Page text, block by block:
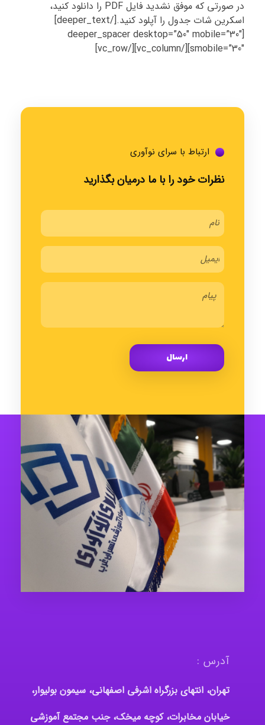
در صورتی که موفق نشدید فایل PDF را دانلود کنید،
اسکرین شات جدول را آپلود کنید.[/deeper_text]
[deeper_spacer desktop=”50″ mobile=”30″
smobile=”30″][/vc_column][/vc_row]
ارتباط با سرای نوآوری
نظرات خود را با ما درمیان بگذارید
آدرس :
تهران، انتهای بزرگراه اشرفی اصفهانی، سیمون بولیوار،
خیابان مخابرات، کوچه میخک، جنب مجتمع آموزشی